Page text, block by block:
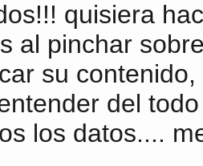
quisiera
al pinchar
su
del
los datos....